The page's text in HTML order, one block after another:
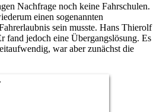
Nachfrage noch keine Fahrschulen.
einen sogenannten
sein musste. Hans Thierolf
fand jedoch eine Übergangslösung. Es
war aber zunächst die